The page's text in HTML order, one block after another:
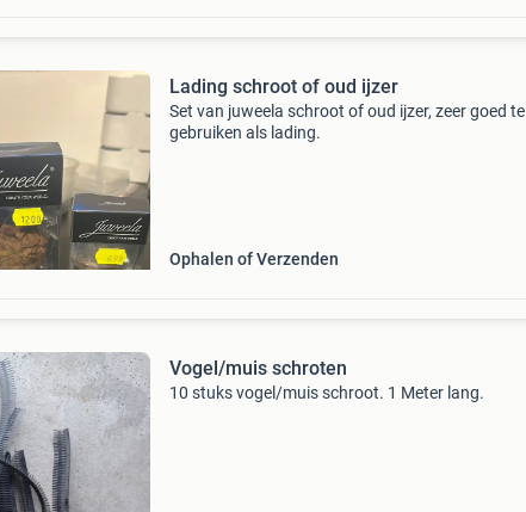
Lading schroot of oud ijzer
Set van juweela schroot of oud ijzer, zeer goed te
gebruiken als lading.
Ophalen of Verzenden
Vogel/muis schroten
10 stuks vogel/muis schroot. 1 Meter lang.